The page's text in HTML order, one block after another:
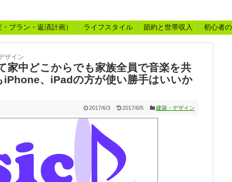
プラン・返済計画） ライフスタイル 節約と世帯収入 初心者
ザイン
家中どこからでも家族全員で音楽を共
、iPadの方が使い勝手はいいか
2017/6/3 2017/6/5 建築・デザイン